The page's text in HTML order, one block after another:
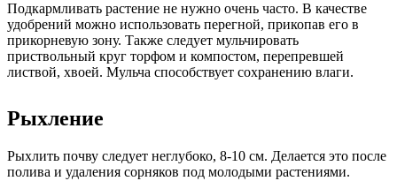
Подкармливать растение не нужно очень часто. В качестве
удобрений можно использовать перегной, прикопав его в
прикорневую зону. Также следует мульчировать
приствольный круг торфом и компостом, перепревшей
листвой, хвоей. Мульча способствует сохранению влаги.
Рыхление
Рыхлить почву следует неглубоко, 8-10 см. Делается это после
полива и удаления сорняков под молодыми растениями.